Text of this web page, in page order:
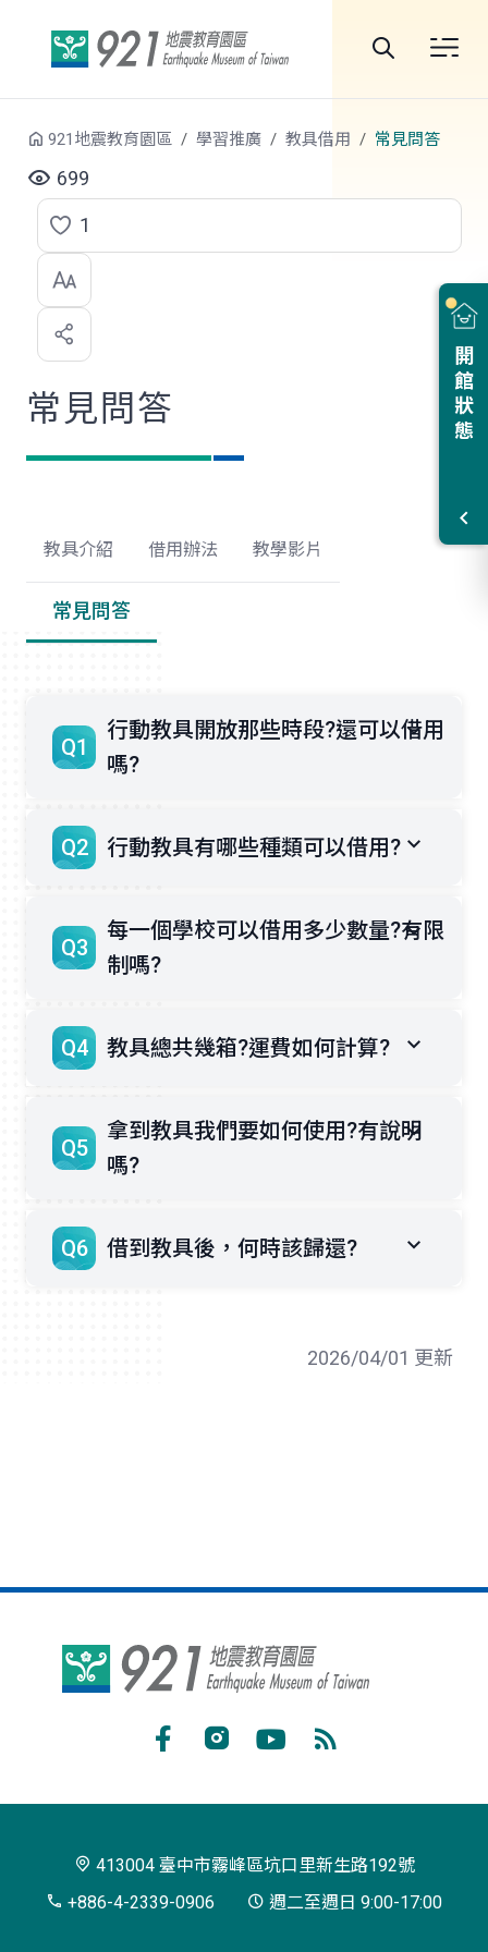
站
尋
開館狀態
921地震教育園區 學習推廣 教具借用 常見問答
699
點
選
喜
歡
1
常見問答
教具介紹 借用辦法 教學影片
常見問答
Q1
行動教具開放那些時段?還可以借用
嗎?
Q2 行動教具有哪些種類可以借用?
Q3
每一個學校可以借用多少數量?有限
制嗎?
Q4 教具總共幾箱?運費如何計算?
Q5
拿到教具我們要如何使用?有說明
嗎?
Q6 借到教具後，何時該歸還?
2026/04/01 更新
921
園
區
閱
413004 臺中市霧峰區坑口里新生路192號
+886-4-2339-0906
週二至週日 9:00-17:00